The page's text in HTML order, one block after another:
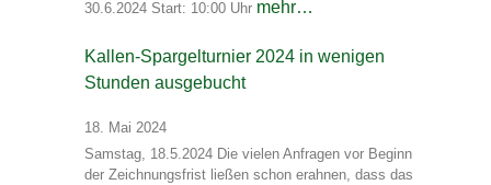
30.6.2024 Start: 10:00 Uhr mehr…
Kallen-Spargelturnier 2024 in wenigen
Stunden ausgebucht
18. Mai 2024
Samstag, 18.5.2024 Die vielen Anfragen vor Beginn
der Zeichnungsfrist ließen schon erahnen, dass das